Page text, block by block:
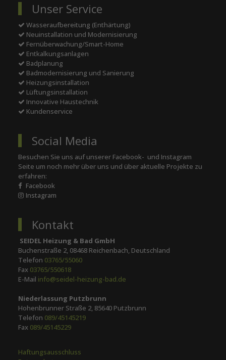
Unser Service
Wasseraufbereitung (Enthärtung)
Neuinstallation und Modernisierung
Fernüberwachung/Smart-Home
Entkalkungsanlagen
Badplanung
Badmodernisierung und Sanierung
Heizungsinstallation
Lüftungsinstallation
Innovative Haustechnik
Kundenservice
Social Media
Besuchen Sie uns auf unserer Facebook- und Instagram
Seite um noch mehr über uns und über aktuelle Projekte zu
erfahren:
Facebook
Instagram
Kontakt
SEIDEL Heizung & Bad GmbH
Buchenstraße 2, 08468 Reichenbach, Deutschland
Telefon 03765/55060
Fax 03765/550618
E-Mail info@seidel-heizung-bad.de
Niederlassung Putzbrunn
Hohenbrunner Straße 2, 85640 Putzbrunn
Telefon 089/45145219
Fax 089/45145229
Haftungsausschluss